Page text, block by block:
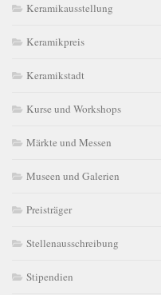
Keramikausstellung
Keramikpreis
Keramikstadt
Kurse und Workshops
Märkte und Messen
Museen und Galerien
Preisträger
Stellenausschreibung
Stipendien